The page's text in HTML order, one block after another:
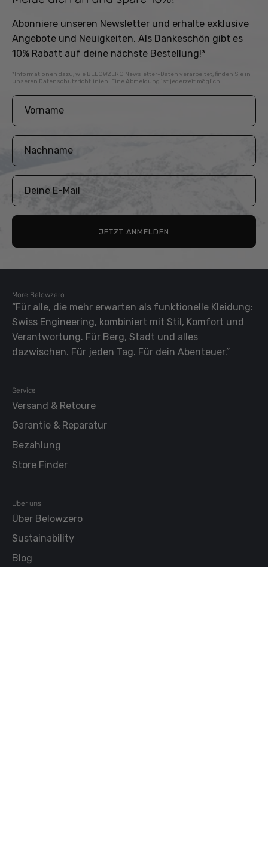
Abonniere unseren Newsletter und erhalte exklusive
Angebote und Neuigkeiten. Als Dankeschön gibt es
10% Rabatt auf deine nächste Bestellung!*
*Informationen dazu, wie BELOWZERO Newsletter-Daten verarbeitet, finden Sie in
unseren Datenschutzrichtlinien. Eine Abmeldung ist jederzeit möglich.
JETZT ANMELDEN
More Belowzero
“Für alle, die mehr erwarten als funktionelle Kleidung:
Swiss Engineering, kombiniert mit Stil, Komfort und
Verantwortung. Für Berg, Stadt und alles
dazwischen. Für jeden Tag. Für dein Abenteuer.”
Service
Versand & Retoure
Garantie & Reparatur
Bezahlung
Store Finder
Über uns
Über Belowzero
Sustainability
Blog